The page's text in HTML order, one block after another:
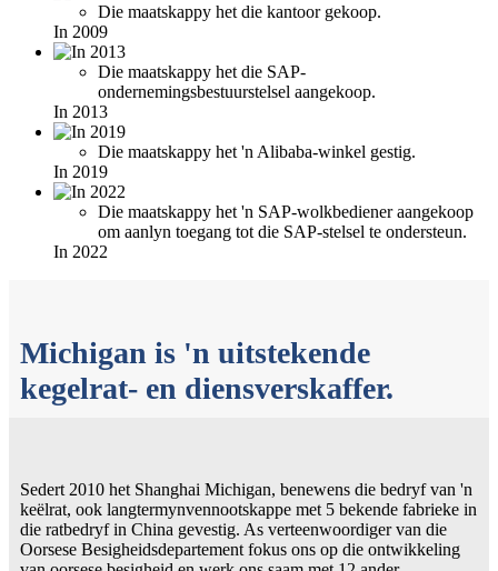
Die maatskappy het die kantoor gekoop.
In 2009
Die maatskappy het die SAP-
ondernemingsbestuurstelsel aangekoop.
In 2013
Die maatskappy het 'n Alibaba-winkel gestig.
In 2019
Die maatskappy het 'n SAP-wolkbediener aangekoop
om aanlyn toegang tot die SAP-stelsel te ondersteun.
In 2022
Michigan is 'n uitstekende
kegelrat- en diensverskaffer.
Sedert 2010 het Shanghai Michigan, benewens die bedryf van 'n
keëlrat, ook langtermynvennootskappe met 5 bekende fabrieke in
die ratbedryf in China gevestig. As verteenwoordiger van die
Oorsese Besigheidsdepartement fokus ons op die ontwikkeling